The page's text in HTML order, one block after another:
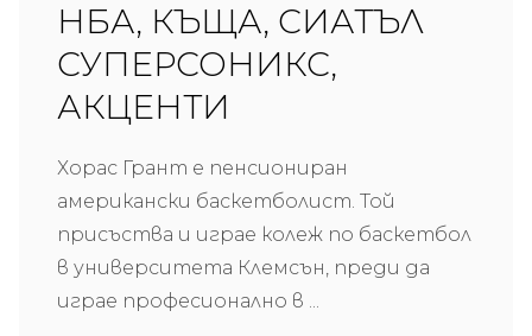
НБА, КЪЩА, СИАТЪЛ
СУПЕРСОНИКС,
АКЦЕНТИ
Хорас Грант е пенсиониран
американски баскетболист. Той
присъства и играе колеж по баскетбол
в университета Клемсън, преди да
играе професионално в ...